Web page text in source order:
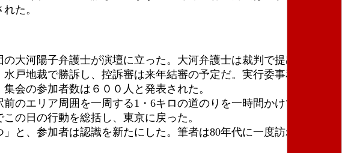
た。
河陽子弁護士が演壇に立った。大河弁護士は裁判で提出した資
戸地裁で勝訴し、控訴審は来年結審の予定だ。実行委事務局長の
会の参加者数は６００人と発表された。
エリア周囲を一周する1・6キロの道のりを一時間かけて歩い
の日の行動を総括し、東京に戻った。
、参加者は認識を新たにした。筆者は80年代に一度訪れたきり